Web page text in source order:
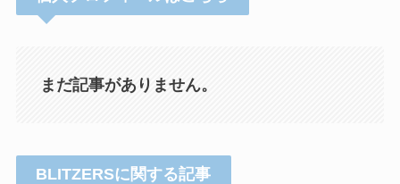
まだ記事がありません。
BLITZERSに関する記事